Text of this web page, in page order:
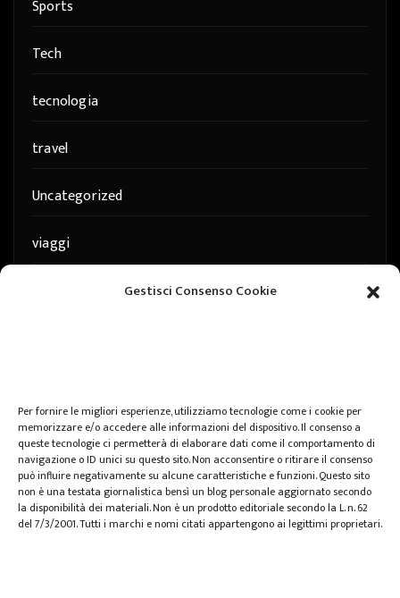
Gestisci Consenso Cookie
Per fornire le migliori esperienze, utilizziamo tecnologie come i cookie per
memorizzare e/o accedere alle informazioni del dispositivo. Il consenso a
queste tecnologie ci permetterà di elaborare dati come il comportamento di
navigazione o ID unici su questo sito. Non acconsentire o ritirare il consenso
può influire negativamente su alcune caratteristiche e funzioni. Questo sito
non è una testata giornalistica bensì un blog personale aggiornato secondo
la disponibilità dei materiali. Non è un prodotto editoriale secondo la L. n. 62
del 7/3/2001. Tutti i marchi e nomi citati appartengono ai legittimi proprietari.
Sports
Tech
tecnologia
travel
Uncategorized
viaggi